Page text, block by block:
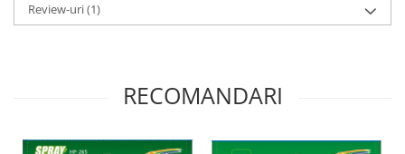
Review-uri(1)
RECOMANDARI